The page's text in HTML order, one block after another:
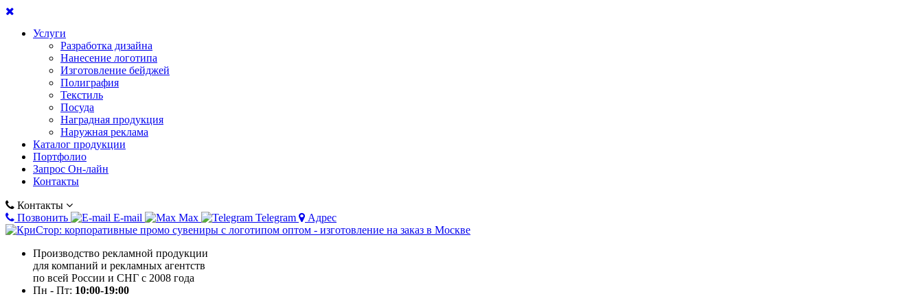
Услуги
Разработка дизайна
Нанесение логотипа
Изготовление бейджей
Полиграфия
Текстиль
Посуда
Наградная продукция
Наружная реклама
Каталог продукции
Портфолио
Запрос Он-лайн
Контакты
Контакты
Позвонить
E-mail Max Telegram Адрес
Производство рекламной продукции
для компаний и рекламных агентств
по всей России и СНГ с 2008 года
Пн - Пт: 10:00-19:00